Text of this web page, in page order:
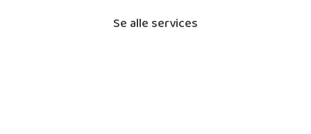
Se alle services